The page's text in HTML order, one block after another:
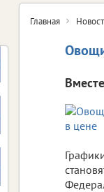
Главная